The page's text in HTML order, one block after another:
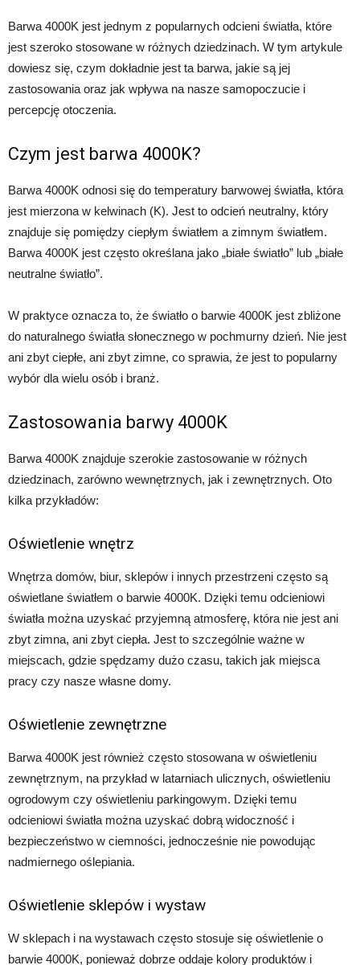
Barwa 4000K jest jednym z popularnych odcieni światła, które
jest szeroko stosowane w różnych dziedzinach. W tym artykule
dowiesz się, czym dokładnie jest ta barwa, jakie są jej
zastosowania oraz jak wpływa na nasze samopoczucie i
percepcję otoczenia.
Czym jest barwa 4000K?
Barwa 4000K odnosi się do temperatury barwowej światła, która
jest mierzona w kelwinach (K). Jest to odcień neutralny, który
znajduje się pomiędzy ciepłym światłem a zimnym światłem.
Barwa 4000K jest często określana jako „białe światło” lub „białe
neutralne światło”.
W praktyce oznacza to, że światło o barwie 4000K jest zbliżone
do naturalnego światła słonecznego w pochmurny dzień. Nie jest
ani zbyt ciepłe, ani zbyt zimne, co sprawia, że jest to popularny
wybór dla wielu osób i branż.
Zastosowania barwy 4000K
Barwa 4000K znajduje szerokie zastosowanie w różnych
dziedzinach, zarówno wewnętrznych, jak i zewnętrznych. Oto
kilka przykładów:
Oświetlenie wnętrz
Wnętrza domów, biur, sklepów i innych przestrzeni często są
oświetlane światłem o barwie 4000K. Dzięki temu odcieniowi
światła można uzyskać przyjemną atmosferę, która nie jest ani
zbyt zimna, ani zbyt ciepła. Jest to szczególnie ważne w
miejscach, gdzie spędzamy dużo czasu, takich jak miejsca
pracy czy nasze własne domy.
Oświetlenie zewnętrzne
Barwa 4000K jest również często stosowana w oświetleniu
zewnętrznym, na przykład w latarniach ulicznych, oświetleniu
ogrodowym czy oświetleniu parkingowym. Dzięki temu
odcieniowi światła można uzyskać dobrą widoczność i
bezpieczeństwo w ciemności, jednocześnie nie powodując
nadmiernego oślepiania.
Oświetlenie sklepów i wystaw
W sklepach i na wystawach często stosuje się oświetlenie o
barwie 4000K, ponieważ dobrze oddaje kolory produktów i